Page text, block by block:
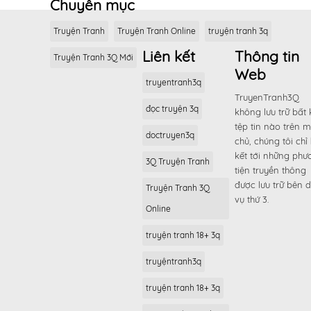
Chuyên mục
Truyện Tranh Truyện Tranh Online truyện tranh 3q
Truyện Tranh 3Q Mới Liên kết
truyentranh3q
đọc truyện 3q
doctruyen3q
3Q Truyện Tranh
Truyện Tranh 3Q
Online
truyện tranh 18+ 3q
truyệntranh3q
truyện tranh 18+ 3q
Thông tin
Web
TruyenTranh3Q
không lưu trữ bất
tệp tin nào trên
chủ, chúng tôi chỉ
kết tới những
tiện truyền thông
được lưu trữ bên
vụ thứ 3.